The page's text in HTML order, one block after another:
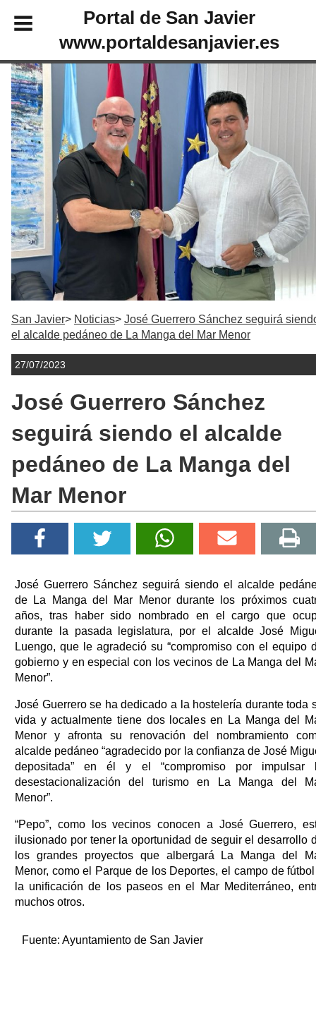
Portal de San Javier
www.portaldesanjavier.es
San Javier Noticias
José Guerrero Sánchez seguirá
el alcalde pedáneo de La Manga del Mar Menor
27/07/2023
José Guerrero Sánchez
seguirá siendo el alcalde
pedáneo de La Manga del
Mar Menor
José Guerrero Sánchez seguirá siendo el alcalde
de La Manga del Mar Menor durante los próximos
años, tras haber sido nombrado en el cargo que
durante la pasada legislatura, por el alcalde José
Luengo, que le agradeció su “compromiso con el equipo
gobierno y en especial con los vecinos de La Manga del
Menor”.
José Guerrero se ha dedicado a la hostelería durante toda
vida y actualmente tiene dos locales en La Manga del
Menor y afronta su renovación del nombramiento
alcalde pedáneo “agradecido por la confianza de José
depositada” en él y el “compromiso por impulsar
desestacionalización del turismo en La Manga del
Menor”.
“Pepo”, como los vecinos conocen a José Guerrero,
ilusionado por tener la oportunidad de seguir el desarrollo
los grandes proyectos que albergará La Manga del
Menor, como el Parque de los Deportes, el campo de
la unificación de los paseos en el Mar Mediterráneo,
muchos otros.
Fuente: Ayuntamiento de San Javier